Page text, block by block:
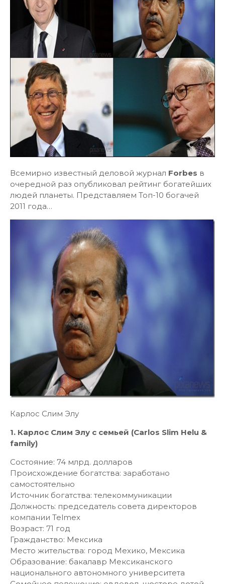
Всемирно известный деловой журнал Forbes в
очередной раз опубликовал рейтинг богатейших
людей планеты. Представляем Топ-10 богачей
2011 года…
Карлос Слим Элу
1. Карлос Слим Элу с семьей (Carlos Slim Helu &
family)
Состояние: 74 млрд. долларов
Происхождение богатства: заработано
самостоятельно
Источник богатства: телекоммуникации
Должность: председатель совета директоров
компании Telmex
Возраст: 71 год
Гражданство: Мексика
Место жительства: город Мехико, Мексика
Образование: бакалавр Мексиканского
национального автономного университета